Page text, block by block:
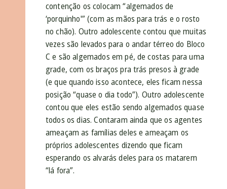
contenção os colocam “algemados de
‘porquinho'” (com as mãos para trás e o rosto
no chão). Outro adolescente contou que muitas
vezes são levados para o andar térreo do Bloco
C e são algemados em pé, de costas para uma
grade, com os braços pra trás presos à grade
(e que quando isso acontece, eles ficam nessa
posição “quase o dia todo”). Outro adolescente
contou que eles estão sendo algemados quase
todos os dias. Contaram ainda que os agentes
ameaçam as famílias deles e ameaçam os
próprios adolescentes dizendo que ficam
esperando os alvarás deles para os matarem
“lá fora”.